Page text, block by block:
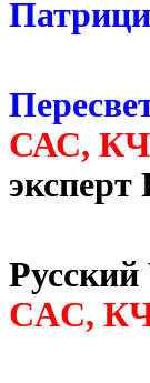
САС,
CAC,